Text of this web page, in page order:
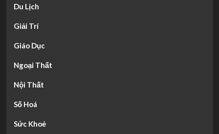
Du Lịch
Giải Trí
Giáo Dục
Ngoại Thất
Nội Thất
Số Hoá
Sức Khoẻ